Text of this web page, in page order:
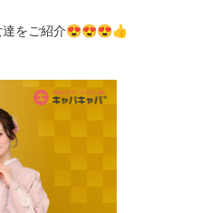
達をご紹介😍😍😍👍